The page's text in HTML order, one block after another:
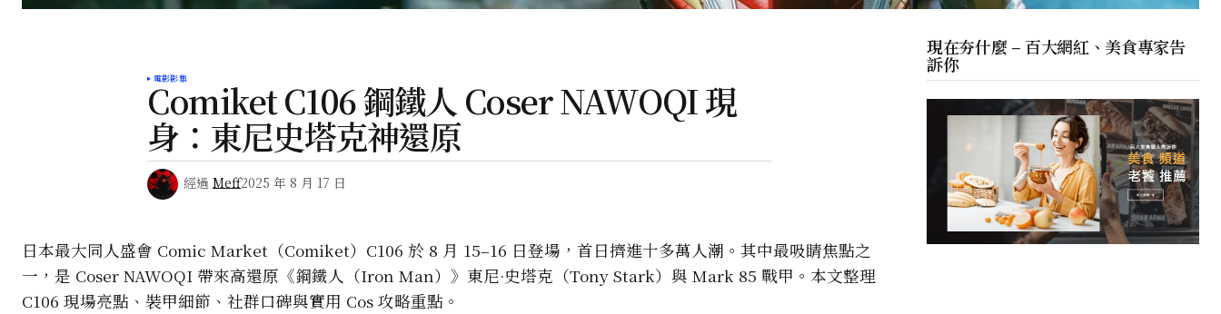
電影影集
Comiket C106 鋼鐵人 Coser NAWOQI 現
身：東尼史塔克神還原
經過 Meff2025 年 8 月 17 日
日本最大同人盛會 Comic Market（Comiket）C106 於 8 月 15–16 日登場，首日擠進十多萬人潮。其中最吸睛焦點之
一，是 Coser NAWOQI 帶來高還原《鋼鐵人（Iron Man）》東尼·史塔克（Tony Stark）與 Mark 85 戰甲。本文整理
C106 現場亮點、裝甲細節、社群口碑與實用 Cos 攻略重點。
現在夯什麼 – 百大網紅、美食專家告
訴你